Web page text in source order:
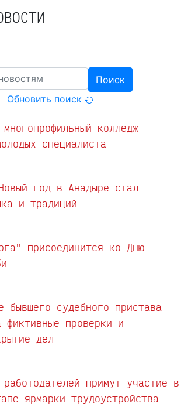
Поиск
Обновить поиск
колледж
специалиста
год в Анадыре стал
и традиций
присоединится ко Дню
бывшего судебного пристава
фиктивные проверки и
дел
примут участие в
ярмарки трудоустройства